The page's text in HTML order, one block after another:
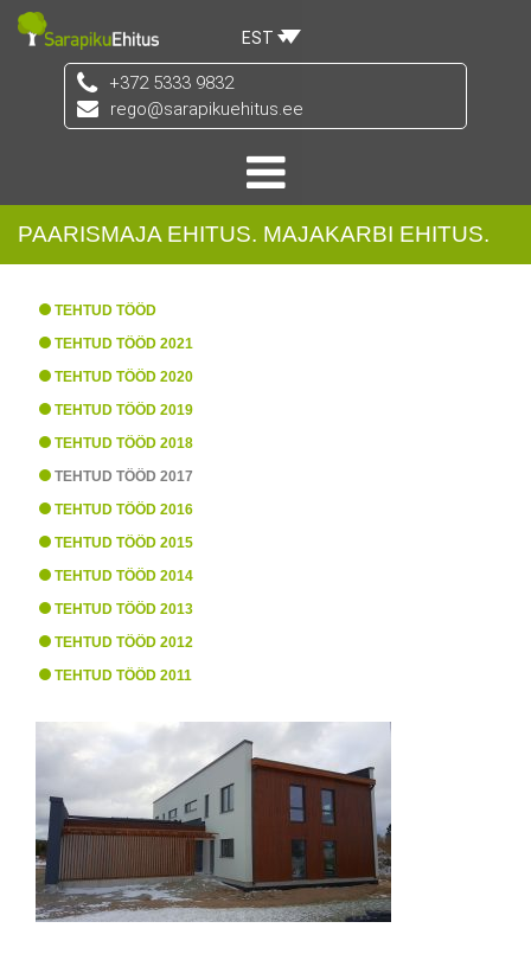
EST
+372 5333 9832
rego@sarapikuehitus.ee
PAARISMAJA EHITUS. MAJAKARBI EHITUS.
TEHTUD TÖÖD
TEHTUD TÖÖD 2021
TEHTUD TÖÖD 2020
TEHTUD TÖÖD 2019
TEHTUD TÖÖD 2018
TEHTUD TÖÖD 2017
TEHTUD TÖÖD 2016
TEHTUD TÖÖD 2015
TEHTUD TÖÖD 2014
TEHTUD TÖÖD 2013
TEHTUD TÖÖD 2012
TEHTUD TÖÖD 2011